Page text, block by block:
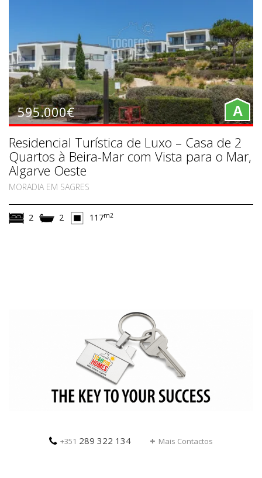
595.000€ A
Residencial Turística de Luxo – Casa de 2
Quartos à Beira-Mar com Vista para o Mar,
Algarve Oeste
MORADIA EM SAGRES
2 2 117m2
+351 289 322 134 Mais Contactos